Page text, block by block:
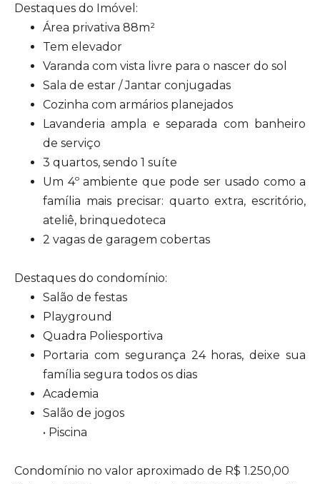
Destaques do Imóvel:
Área privativa 88m²
Tem elevador
Varanda com vista livre para o nascer do sol
Sala de estar / Jantar conjugadas
Cozinha com armários planejados
Lavanderia ampla e separada com banheiro
de serviço
3 quartos, sendo 1 suíte
Um 4º ambiente que pode ser usado como a
família mais precisar: quarto extra, escritório,
ateliê, brinquedoteca
2 vagas de garagem cobertas
Destaques do condomínio:
Salão de festas
Playground
Quadra Poliesportiva
Portaria com segurança 24 horas, deixe sua
família segura todos os dias
Academia
Salão de jogos
• Piscina
Condomínio no valor aproximado de R$ 1.250,00